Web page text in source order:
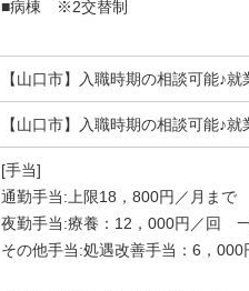
■病棟 ※2交替制
【山口市】入職時期の相談可能♪
【山口市】入職時期の相談可能♪
[手当]
通勤手当:上限18，800円／月まで
夜勤手当:療養：12，000円／回
その他手当:処遇改善手当：6，000